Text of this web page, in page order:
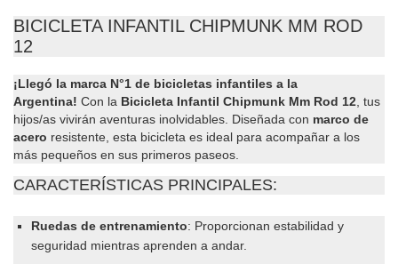
BICICLETA INFANTIL CHIPMUNK MM ROD
12
¡Llegó la marca N°1 de bicicletas infantiles a la
Argentina! Con la Bicicleta Infantil Chipmunk Mm Rod 12 , tus
hijos/as vivirán aventuras inolvidables. Diseñada con marco de
acero resistente, esta bicicleta es ideal para acompañar a los
más pequeños en sus primeros paseos.
CARACTERÍSTICAS PRINCIPALES:
Ruedas de entrenamiento: Proporcionan estabilidad y
seguridad mientras aprenden a andar.